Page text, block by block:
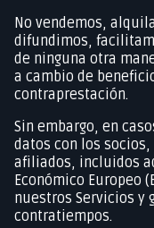
No vendemos,
difundimos,
de ninguna otra
a cambio de
contraprestación.
Sin embargo, en
datos con los
afiliados, incluidos
Económico Europeo
nuestros Servicios y
contratiempos.